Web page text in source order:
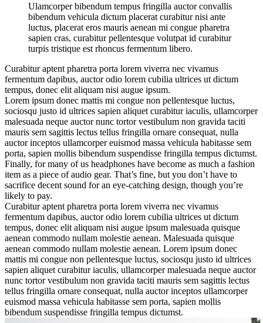
Ulamcorper bibendum tempus fringilla auctor convallis
bibendum vehicula dictum placerat curabitur nisi ante
luctus, placerat eros mauris aenean mi congue pharetra
sapien cras, curabitur pellentesque volutpat id curabitur
turpis tristique est rhoncus fermentum libero.
Curabitur aptent pharetra porta lorem viverra nec vivamus
fermentum dapibus, auctor odio lorem cubilia ultrices ut dictum
tempus, donec elit aliquam nisi augue ipsum.
Lorem ipsum donec mattis mi congue non pellentesque luctus,
sociosqu justo id ultrices sapien aliquet curabitur iaculis, ullamcorper
malesuada neque auctor nunc tortor vestibulum non gravida taciti
mauris sem sagittis lectus tellus fringilla ornare consequat, nulla
auctor inceptos ullamcorper euismod massa vehicula habitasse sem
porta, sapien mollis bibendum suspendisse fringilla tempus dictumst.
Finally, for many of us headphones have become as much a fashion
item as a piece of audio gear. That’s fine, but you don’t have to
sacrifice decent sound for an eye-catching design, though you’re
likely to pay.
Curabitur aptent pharetra porta lorem viverra nec vivamus
fermentum dapibus, auctor odio lorem cubilia ultrices ut dictum
tempus, donec elit aliquam nisi augue ipsum malesuada quisque
aenean commodo nullam molestie aenean. Malesuada quisque
aenean commodo nullam molestie aenean. Lorem ipsum donec
mattis mi congue non pellentesque luctus, sociosqu justo id ultrices
sapien aliquet curabitur iaculis, ullamcorper malesuada neque auctor
nunc tortor vestibulum non gravida taciti mauris sem sagittis lectus
tellus fringilla ornare consequat, nulla auctor inceptos ullamcorper
euismod massa vehicula habitasse sem porta, sapien mollis
bibendum suspendisse fringilla tempus dictumst.